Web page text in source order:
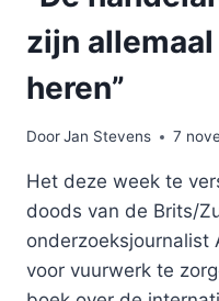
zijn
heren”
DoorJan Stevens 7
Het deze week te
doods van de Brits/
onderzoeksjournalist
voor vuurwerk te